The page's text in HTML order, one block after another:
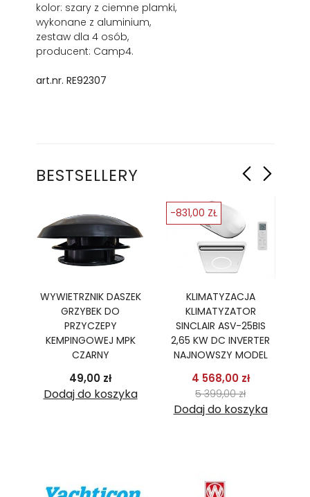
kolor: szary z ciemne plamki,
wykonane z aluminium,
zestaw dla 4 osób,
producent: Camp4.
art.nr. RE92307
BESTSELLERY
WYWIETRZNIK DASZEK
GRZYBEK DO
PRZYCZEPY
KEMPINGOWEJ MPK
CZARNY
49,00 złCena
Dodaj do koszyka
KLIMATYZACJA
KLIMATYZATOR
SINCLAIR ASV-25BIS
2,65 KW DC INVERTER
NAJNOWSZY MODEL
4 568,00 złCena
5 399,00 złCena
Dodaj do koszyka
-831,00 ZŁ